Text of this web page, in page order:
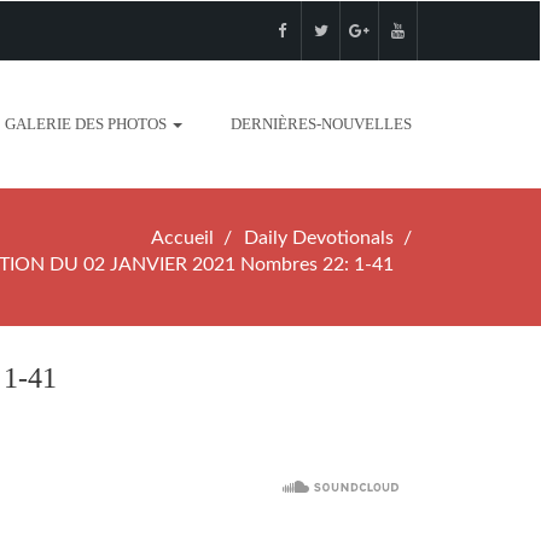
GALERIE DES PHOTOS DERNIÈRES-NOUVELLES
Accueil
Daily Devotionals
DU 02 JANVIER 2021 Nombres 22: 1-41
41